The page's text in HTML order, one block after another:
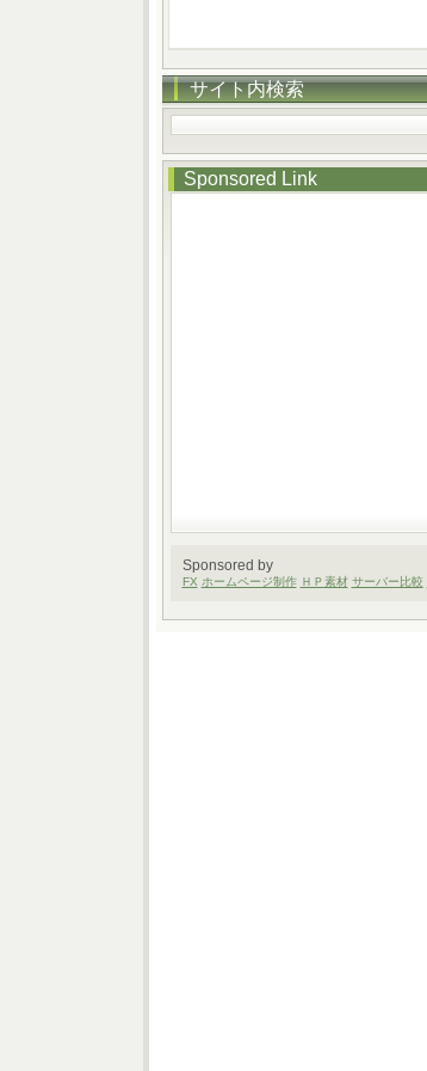
サイト内検索
Sponsored Link
Sponsored by
FX ホームページ制作 ＨＰ素材 サーバー比較